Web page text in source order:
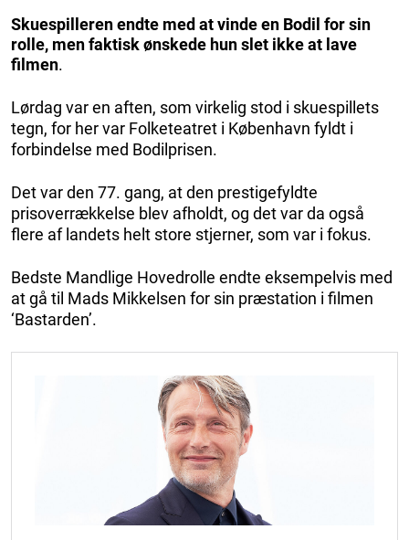
Skuespilleren endte med at vinde en Bodil for sin
rolle, men faktisk ønskede hun slet ikke at lave
filmen.
Lørdag var en aften, som virkelig stod i skuespillets
tegn, for her var Folketeatret i København fyldt i
forbindelse med Bodilprisen.
Det var den 77. gang, at den prestigefyldte
prisoverrækkelse blev afholdt, og det var da også
flere af landets helt store stjerner, som var i fokus.
Bedste Mandlige Hovedrolle endte eksempelvis med
at gå til Mads Mikkelsen for sin præstation i filmen
‘Bastarden’.